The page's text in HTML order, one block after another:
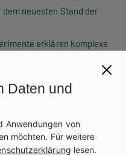
neuesten Stand der
erklären komplexe
Übungsbeispiele aus
erhalten Sie und Ihre
und ohne Mehrkosten
Daten und
Anwendungen von
möchten. Für weitere
lesen.